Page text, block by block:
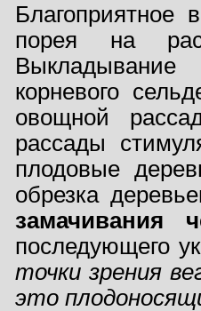
Благоприятное
порея на
корневого
овощной
рассады
плодовые
обрезка
замачивания
последующего
точки зрения
это